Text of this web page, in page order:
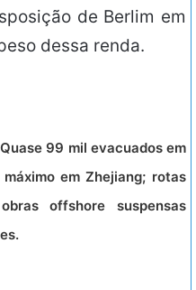
de Berlim em
dessa renda.
99 mil evacuados em
em Zhejiang; rotas
offshore suspensas